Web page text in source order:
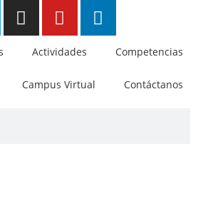
Actividades Competencias
Campus Virtual Contáctanos